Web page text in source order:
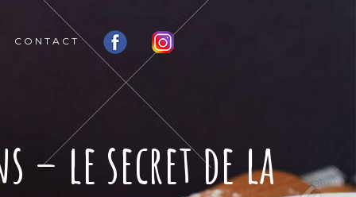
CONTACT
– le secret de la